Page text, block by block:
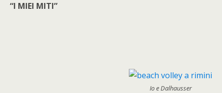
“I MIEI MITI”
Io e Dalhausser